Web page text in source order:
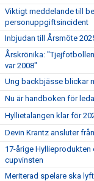
Viktigt meddelande till
personuppgiftsincident
Inbjudan till Årsmöte
Årskrönika:
var 2008"
Ung backbjässe blickar
Nu är handboken för
Hyllietalangen klar för
Devin Krantz ansluter
17-årige
cupvinsten
Meriterad spelare ska